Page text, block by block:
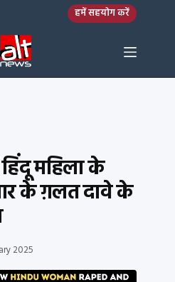
हमें सहयोग करें
महिला के
के ग़लत दावे के
2025